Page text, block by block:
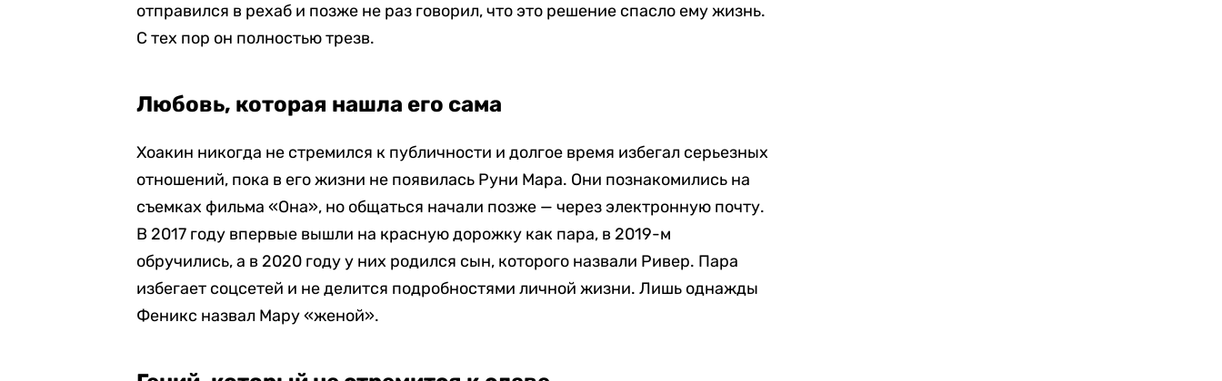
отправился в рехаб и позже не раз говорил, что это решение спасло ему жизнь.
С тех пор он полностью трезв.
Любовь, которая нашла его сама
Хоакин никогда не стремился к публичности и долгое время избегал серьезных
отношений, пока в его жизни не появилась Руни Мара. Они познакомились на
съемках фильма «Она», но общаться начали позже — через электронную почту.
В 2017 году впервые вышли на красную дорожку как пара, в 2019-м
обручились, а в 2020 году у них родился сын, которого назвали Ривер. Пара
избегает соцсетей и не делится подробностями личной жизни. Лишь однажды
Феникс назвал Мару «женой».